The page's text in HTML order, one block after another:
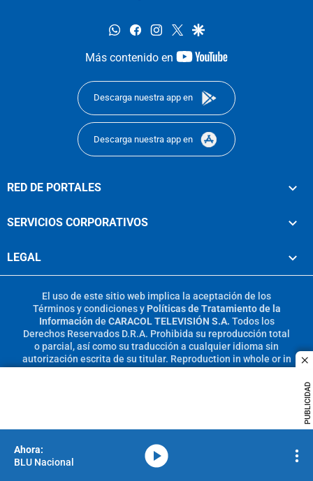
PUBLICIDAD
whatsappfacebookinstagram
twittergoogle
Más contenido en
youtube-
Descarga nuestra app en
Descarga nuestra app en
RED DE PORTALES
SERVICIOS CORPORATIVOS
LEGAL
El uso de este sitio web implica la aceptación de los
Términos y condicionesy Políticas de Tratamiento de la
Información de CARACOL TELEVISIÓN S.A. Todos los
Derechos Reservados D.R.A. Prohibida su reproducción total
o parcial, así como su traducción a cualquier idioma sin
autorización escrita de su titular. Reproduction in whole or in
BLU Nacional